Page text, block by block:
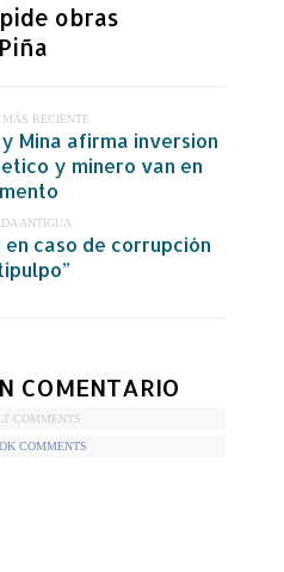
obras
RECIENTE
Mina afirma inversion
y minero van en
ANTIGUA
caso de corrupción
COMENTARIO
COMMENTS
COMMENTS